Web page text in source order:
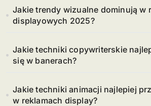
Jakie trendy wizualne dominują w
displayowych 2025?
Jakie techniki copywriterskie
się w banerach?
Jakie techniki animacji najlepiej
w reklamach display?